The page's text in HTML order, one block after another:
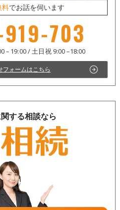
料でお話を伺います
703
フォームはこちら
関する相談なら